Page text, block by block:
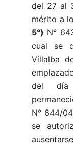
del 27 al
mérito a
5°) N°
cual se
Villalba
del día
N° 644/
se